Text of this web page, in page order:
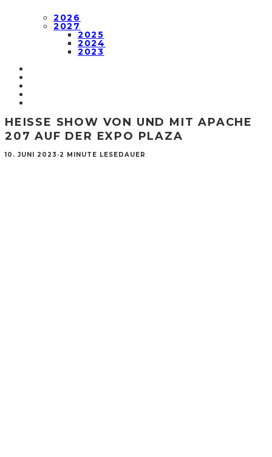
2026
2027
2025
2024
2023
HEISSE SHOW VON UND MIT APACHE 2
07 AUF DER EXPO PLAZA
10. JUNI 2023 ·2 MINUTE LESEDAUER